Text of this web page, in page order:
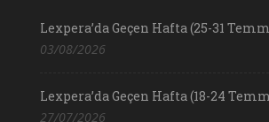
Lexpera’da Geçen Hafta (25-31
03/08/2026
Lexpera’da Geçen Hafta (18-24
27/07/2026